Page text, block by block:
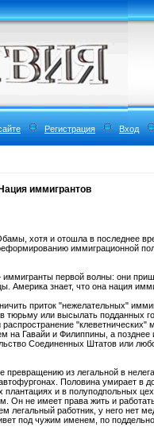
Регистрация Вход
иммигрантов
хотя и отошла в последнее
иммиграционной
первой волны: они
Америка знает, что она нация
приток "нежелательных"
тюрьму или высылать подданных
"клеветнических"
на Гавайи и Филиппины, а
Соединенных Штатов или
превращению из легальной в
Половина умирает в
и в полуподпольных
Он не имеет права жить и
работник, у него нет
под чужим именем, по